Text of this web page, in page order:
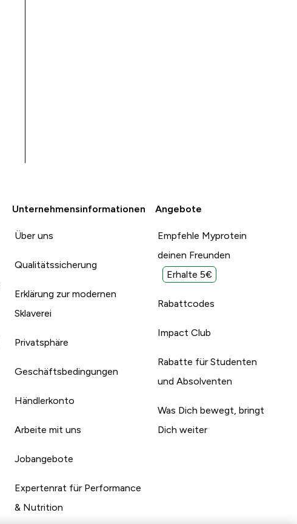
Unternehmensinformationen
Über uns
Qualitätssicherung
Erklärung zur modernen
Sklaverei
Privatsphäre
Geschäftsbedingungen
Händlerkonto
Arbeite mit uns
Jobangebote
Expertenrat für Performance
& Nutrition
Angebote
Empfehle Myprotein
deinen Freunden
Erhalte 5€
Rabattcodes
Impact Club
Rabatte für Studenten
und Absolventen
Was Dich bewegt, bringt
Dich weiter